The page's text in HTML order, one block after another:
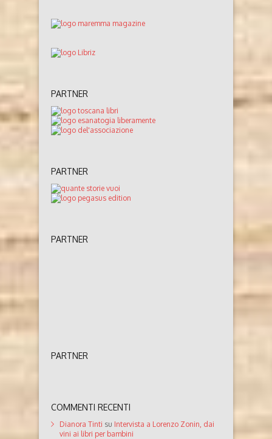
PARTNER
PARTNER
PARTNER
PARTNER
COMMENTI RECENTI
Dianora Tinti su Intervista a Lorenzo Zonin, dai
vini ai libri per bambini